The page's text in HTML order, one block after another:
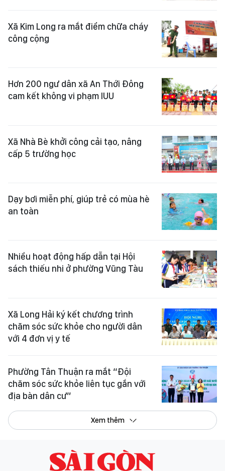
Xã Kim Long ra mắt điểm chữa cháy
công cộng
Hơn 200 ngư dân xã An Thới Đông
cam kết không vi phạm IUU
Xã Nhà Bè khởi công cải tạo, nâng
cấp 5 trường học
Dạy bơi miễn phí, giúp trẻ có mùa hè
an toàn
Nhiều hoạt động hấp dẫn tại Hội
sách thiếu nhi ở phường Vũng Tàu
Xã Long Hải ký kết chương trình
chăm sóc sức khỏe cho người dân
với 4 đơn vị y tế
Phường Tân Thuận ra mắt “Đội
chăm sóc sức khỏe liên tục gắn với
địa bàn dân cư”
Xem thêm